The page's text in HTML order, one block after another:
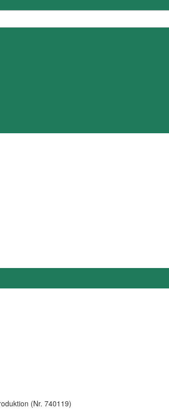
(Nr. 740119)